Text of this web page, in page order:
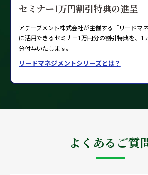
セミナー1万円割引特典の進呈
アチーブメント株式会社が主催する「リードマ
に活用できるセミナー1万円分の割引特典を、1
分付与いたします。
リードマネジメントシリーズとは？
よくあるご質